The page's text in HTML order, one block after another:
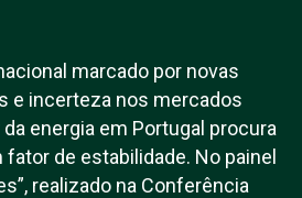
marcado por novas
e incerteza nos mercados
energia em Portugal procura
de estabilidade. No painel
realizado na Conferência